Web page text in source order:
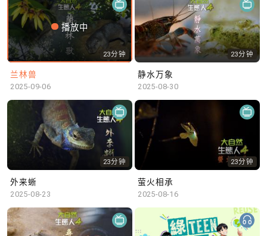
播放中
23分钟
兰林兽
2025-09-06
23分钟
静水万象
2025-08-30
23分钟
外来蜥
2025-08-23
23分钟
萤火相承
2025-08-16